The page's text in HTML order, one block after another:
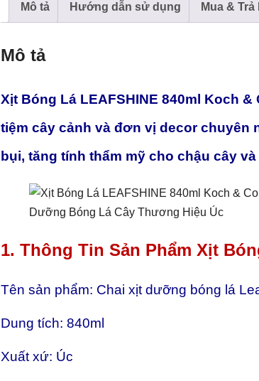
Mô tả Hướng dẫn sử dụng Mua & Trả
Mô tả
Xịt Bóng Lá LEAFSHINE 840ml Koch
tiệm cây cảnh và đơn vị decor chuyên
bụi, tăng tính thẩm mỹ cho chậu cây
Dưỡng Bóng Lá Cây Thương Hiệu Úc
1. Thông Tin Sản Phẩm Xịt
Tên sản phẩm: Chai xịt dưỡng bóng lá
Dung tích: 840ml
Xuất xứ: Úc